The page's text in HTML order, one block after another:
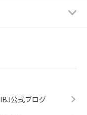
IBJ公式ブログ